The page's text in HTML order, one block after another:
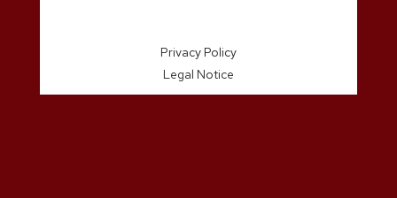
Privacy Policy
Legal Notice